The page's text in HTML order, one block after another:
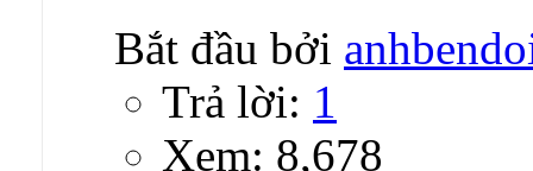
Bắt đầu bởi
Trả lời: 1
Xem: 8,678